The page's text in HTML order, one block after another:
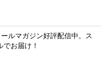
ルマガジン好評配信中。ス
お届け！